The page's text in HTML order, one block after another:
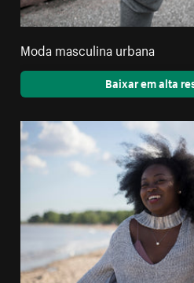
Moda masculina urbana
Baixar em alta